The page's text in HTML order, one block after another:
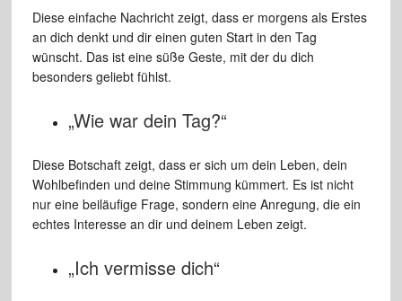
Diese einfache Nachricht zeigt, dass er morgens als Erstes
an dich denkt und dir einen guten Start in den Tag
wünscht. Das ist eine süße Geste, mit der du dich
besonders geliebt fühlst.
„Wie war dein Tag?“
Diese Botschaft zeigt, dass er sich um dein Leben, dein
Wohlbefinden und deine Stimmung kümmert. Es ist nicht
nur eine beiläufige Frage, sondern eine Anregung, die ein
echtes Interesse an dir und deinem Leben zeigt.
„Ich vermisse dich“